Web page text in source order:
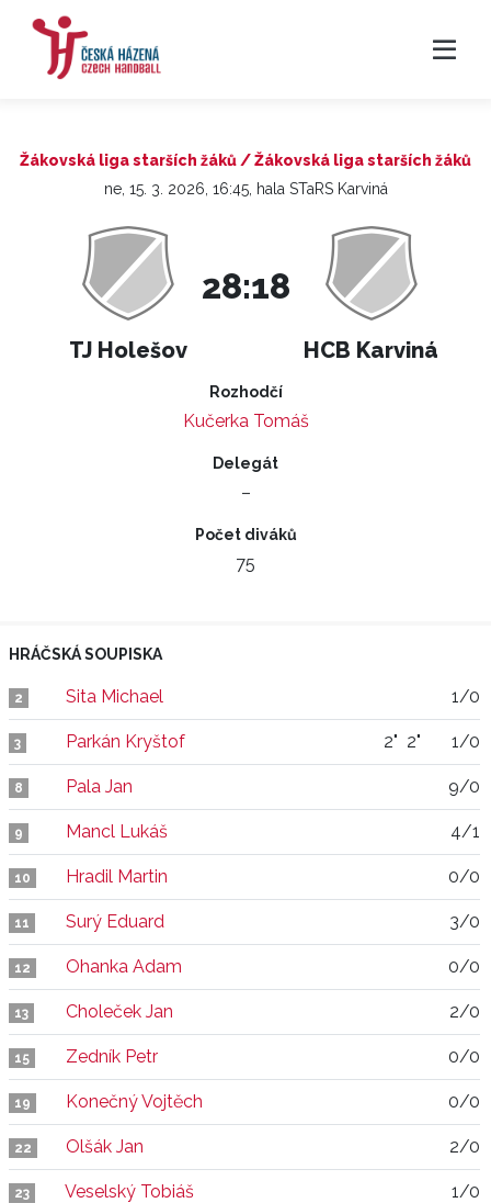
Žákovská liga starších žáků / Žákovská liga starších žáků
ne, 15. 3. 2026, 16:45, hala STaRS Karviná
TJ Holešov
28:18
HCB Karviná
Rozhodčí
Kučerka Tomáš
Delegát
–
Počet diváků
75
HRÁČSKÁ SOUPISKA
2 Sita Michael 1/0
3 Parkán Kryštof 2" 2" 1/0
8 Pala Jan 9/0
9 Mancl Lukáš 4/1
10 Hradil Martin 0/0
11 Surý Eduard 3/0
12 Ohanka Adam 0/0
13 Choleček Jan 2/0
15 Zedník Petr 0/0
19 Konečný Vojtěch 0/0
22 Olšák Jan 2/0
23 Veselský Tobiáš 1/0